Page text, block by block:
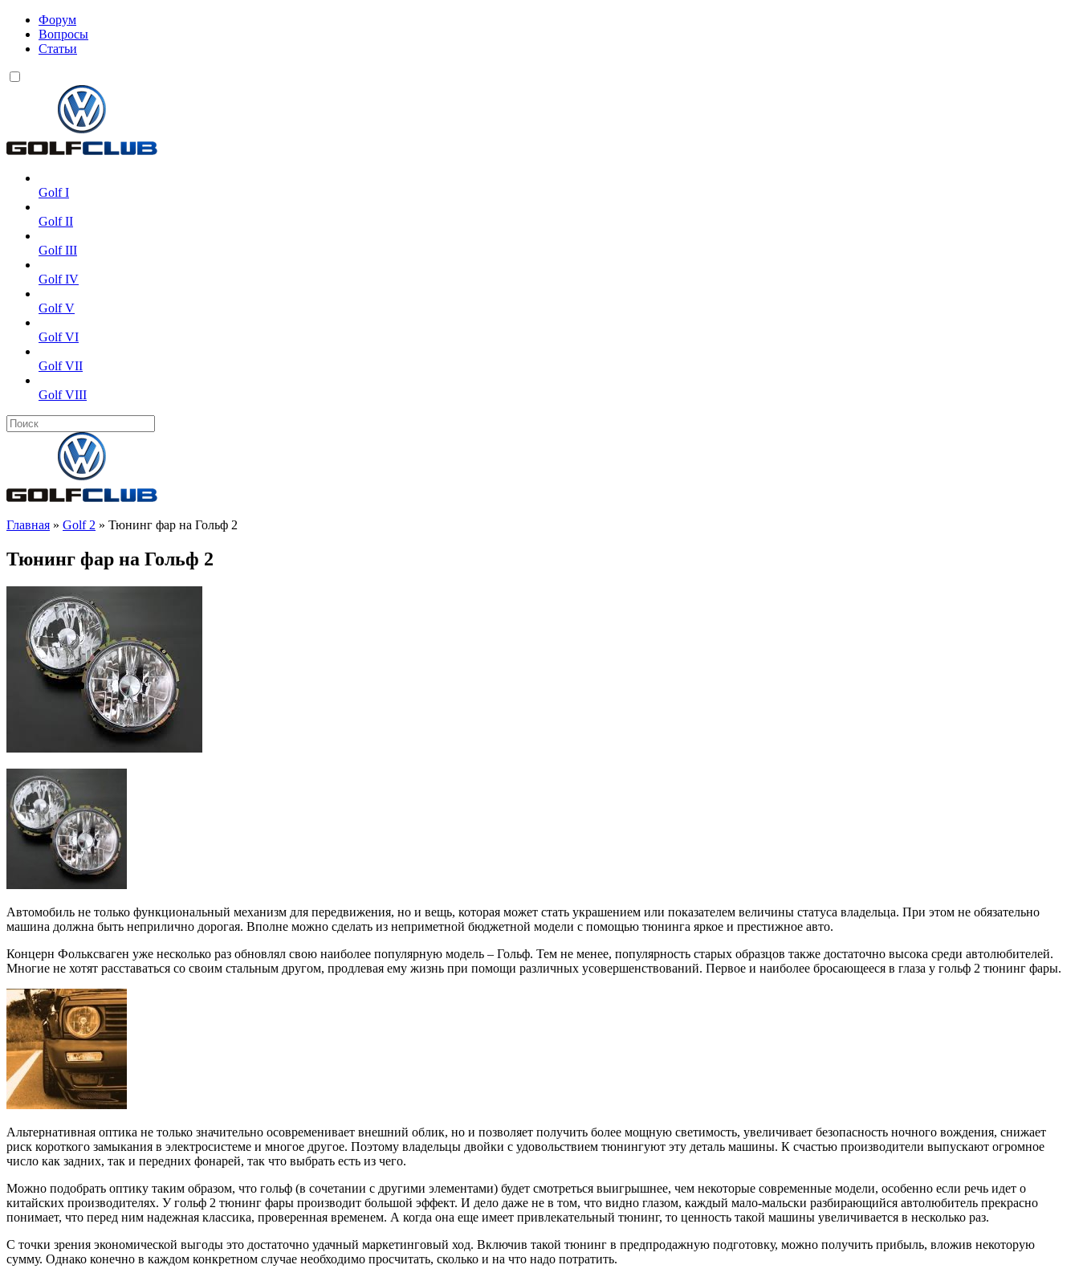
Форум
Вопросы
Статьи
Golf I
Golf II
Golf III
Golf IV
Golf V
Golf VI
Golf VII
Golf VIII
Главная » Golf 2 » Тюнинг фар на Гольф 2
Тюнинг фар на Гольф 2
Автомобиль не только функциональный механизм для передвижения, но и вещь, которая может стать украшением или показателем величины статуса владельца. При этом не обязательно
машина должна быть неприлично дорогая. Вполне можно сделать из неприметной бюджетной модели с помощью тюнинга яркое и престижное авто.
Концерн Фольксваген уже несколько раз обновлял свою наиболее популярную модель – Гольф. Тем не менее, популярность старых образцов также достаточно высока среди автолюбителей.
Многие не хотят расставаться со своим стальным другом, продлевая ему жизнь при помощи различных усовершенствований. Первое и наиболее бросающееся в глаза у гольф 2 тюнинг фары.
Альтернативная оптика не только значительно осовременивает внешний облик, но и позволяет получить более мощную светимость, увеличивает безопасность ночного вождения, снижает
риск короткого замыкания в электросистеме и многое другое. Поэтому владельцы двойки с удовольствием тюнингуют эту деталь машины. К счастью производители выпускают огромное
число как задних, так и передних фонарей, так что выбрать есть из чего.
Можно подобрать оптику таким образом, что гольф (в сочетании с другими элементами) будет смотреться выигрышнее, чем некоторые современные модели, особенно если речь идет о
китайских производителях. У гольф 2 тюнинг фары производит большой эффект. И дело даже не в том, что видно глазом, каждый мало-мальски разбирающийся автолюбитель прекрасно
понимает, что перед ним надежная классика, проверенная временем. А когда она еще имеет привлекательный тюнинг, то ценность такой машины увеличивается в несколько раз.
С точки зрения экономической выгоды это достаточно удачный маркетинговый ход. Включив такой тюнинг в предпродажную подготовку, можно получить прибыль, вложив некоторую
сумму. Однако конечно в каждом конкретном случае необходимо просчитать, сколько и на что надо потратить.